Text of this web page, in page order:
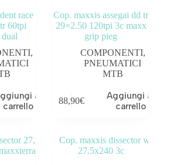
race
60tpi
,
al
carrello
Cop. maxxis assegai dd tr
29×2.50 120tpi 3c maxx
grip pieg
COMPONENTI,
PNEUMATICI
MTB
88,90€
Aggiungi al
carrello